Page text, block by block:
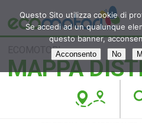
ECOMOTORI
MAPPA
Questo Sito utilizza cookie di
Se accedi ad un qualunque
questo banner,
Acconsento No